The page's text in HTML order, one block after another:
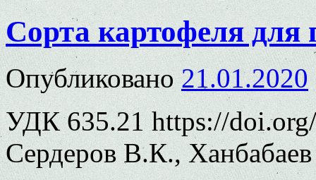
Сорта картофеля для
Опубликовано 21.01.2020
УДК 635.21 https://
Сердеров В.К.,